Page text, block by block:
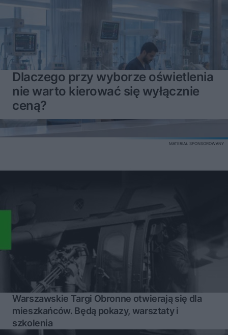
Dlaczego przy wyborze oświetlenia
nie warto kierować się wyłącznie
ceną?
Warszawskie Targi Obronne otwierają się dla
mieszkańców. Będą pokazy, warsztaty i
szkolenia
MATERIAŁ SPONSOROWANY